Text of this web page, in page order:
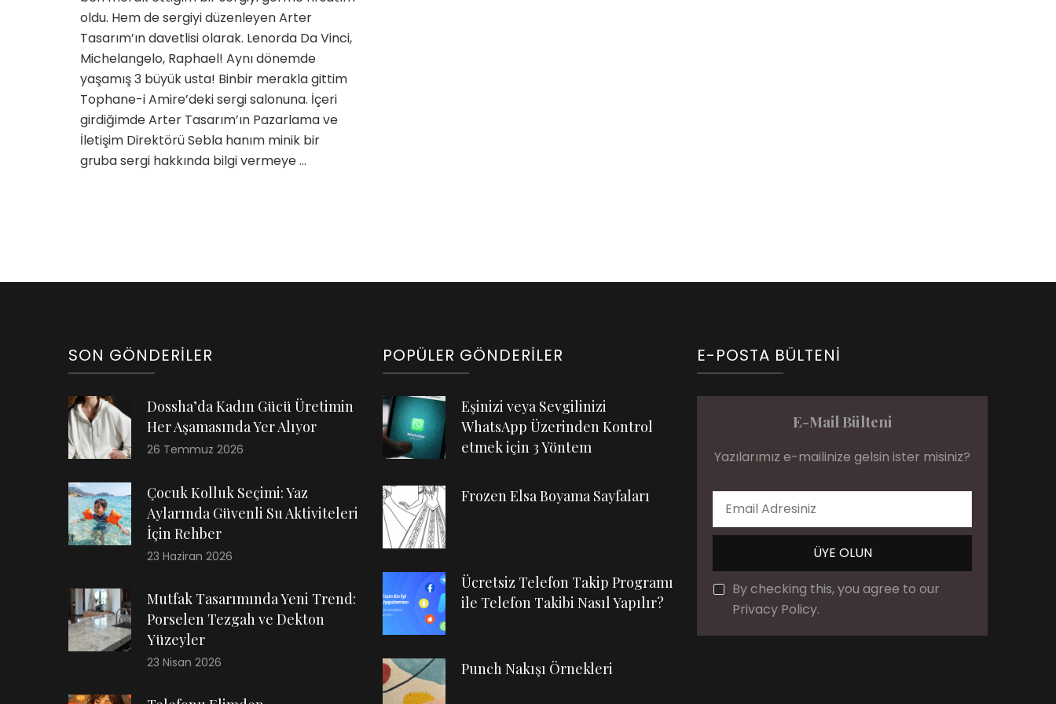
oldu. Hem de sergiyi düzenleyen Arter
Tasarım’ın davetlisi olarak. Lenorda Da Vinci,
Michelangelo, Raphael! Aynı dönemde
yaşamış 3 büyük usta! Binbir merakla gittim
Tophane-i Amire’deki sergi salonuna. İçeri
girdiğimde Arter Tasarım’ın Pazarlama ve
İletişim Direktörü Sebla hanım minik bir
gruba sergi hakkında bilgi vermeye …
SON GÖNDERILER
Dossha’da Kadın Gücü Üretimin
Her Aşamasında Yer Alıyor
26 Temmuz 2026
Çocuk Kolluk Seçimi: Yaz
Aylarında Güvenli Su Aktiviteleri
İçin Rehber
23 Haziran 2026
Mutfak Tasarımında Yeni Trend:
Porselen Tezgah ve Dekton
Yüzeyler
23 Nisan 2026
POPÜLER GÖNDERILER
Eşinizi veya Sevgilinizi
WhatsApp Üzerinden Kontrol
etmek için 3 Yöntem
Frozen Elsa Boyama Sayfaları
Ücretsiz Telefon Takip Programı
ile Telefon Takibi Nasıl Yapılır?
Punch Nakışı Örnekleri
E-POSTA BÜLTENI
E-Mail Bülteni
Yazılarımız e-mailinize gelsin ister misiniz?
By checking this, you agree to our
Privacy Policy.